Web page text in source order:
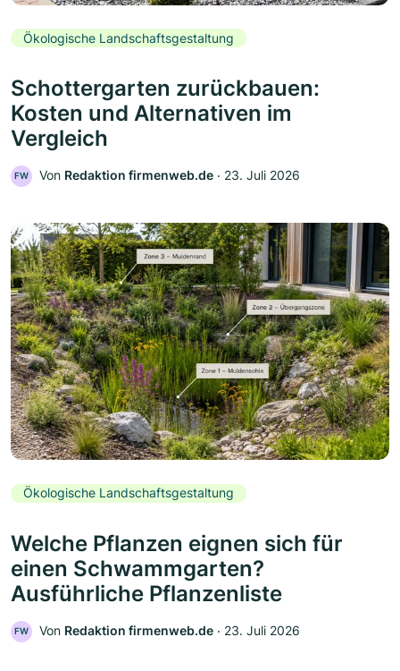
Ökologische Landschaftsgestaltung
Schottergarten zurückbauen:
Kosten und Alternativen im
Vergleich
FW Von Redaktion firmenweb.de ‧ 23. Juli 2026
Ökologische Landschaftsgestaltung
Welche Pflanzen eignen sich für
einen Schwammgarten?
Ausführliche Pflanzenliste
FW Von Redaktion firmenweb.de ‧ 23. Juli 2026